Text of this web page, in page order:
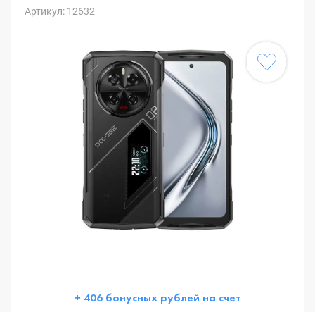
Артикул: 12632
+ 406 бонусных рублей на счет